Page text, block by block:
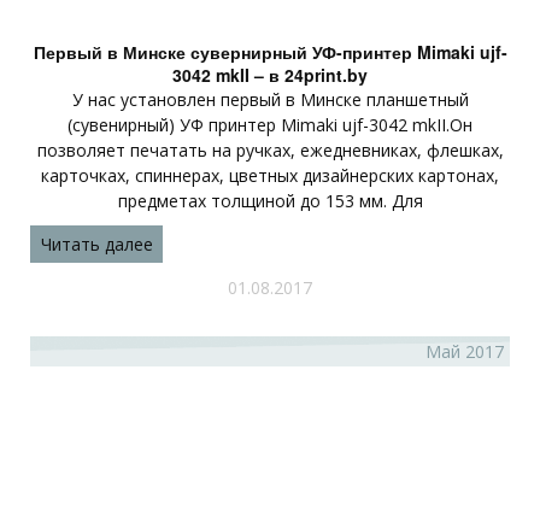
Первый в Минске сувернирный УФ-принтер Mimaki ujf-
3042 mkII – в 24print.by
У нас установлен первый в Минске планшетный
(сувенирный) УФ принтер Mimaki ujf-3042 mkII.Он
позволяет печатать на ручках, ежедневниках, флешках,
карточках, спиннерах, цветных дизайнерских картонах,
предметах толщиной до 153 мм. Для
Читать далее
01.08.2017
Май 2017